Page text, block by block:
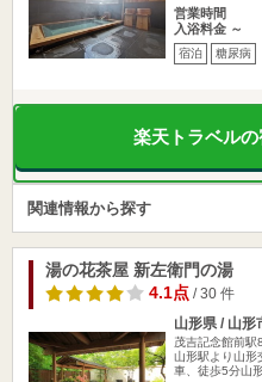
営業時間
入浴料金 ～
宿泊 糖尿病
楽天トラベル
関連情報から探す
湯の花茶屋 新左衛門の湯
4.1点/ 30 件
山形県 / 山形
茂吉記念館前駅
山形駅より山形
車、徒歩5分山